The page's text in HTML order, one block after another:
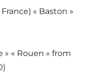
« Baston »
» « Rouen » from